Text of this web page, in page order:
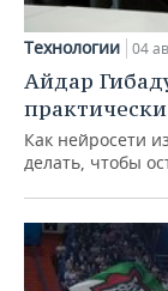
Технологии 04
Айдар
Как нейросети
делать, чтобы